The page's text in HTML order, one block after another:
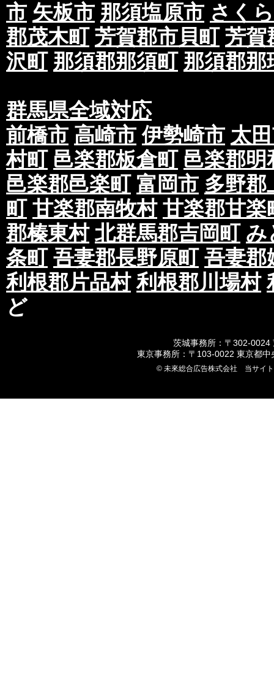
市 矢板市 那須塩原市 さく
郡茂木町 芳賀郡市貝町 芳賀
沢町 那須郡那須町 那須郡那
群馬県全域対応
前橋市 高崎市 伊勢崎市 太
村町 邑楽郡板倉町 邑楽郡明
邑楽郡邑楽町 富岡市 多野郡
町 甘楽郡南牧村 甘楽郡甘楽
郡榛東村 北群馬郡吉岡町 み
条町 吾妻郡長野原町 吾妻郡
利根郡片品村 利根郡川場村
ど
茨城事務所：〒302-0024
東京事務所：〒103-0022 東京都
© 未來総合広告株式会社 当サイ